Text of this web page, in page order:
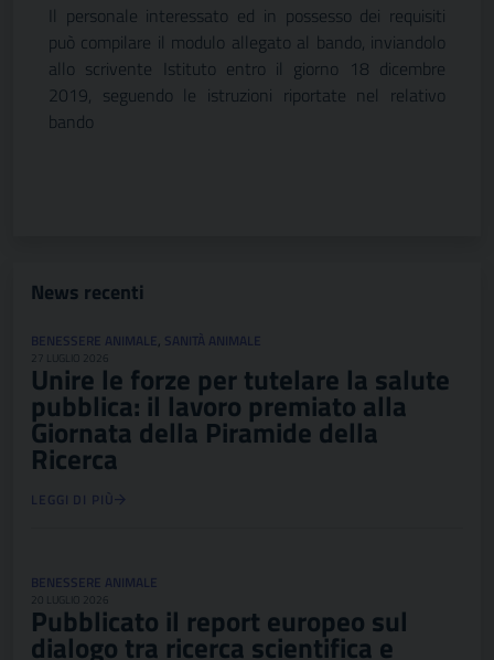
Il personale interessato ed in possesso dei requisiti
può compilare il modulo allegato al bando, inviandolo
allo scrivente Istituto entro il giorno 18 dicembre
2019, seguendo le istruzioni riportate nel relativo
bando
News recenti
BENESSERE ANIMALE, SANITÀ ANIMALE
27 LUGLIO 2026
Unire le forze per tutelare la salute
pubblica: il lavoro premiato alla
Giornata della Piramide della
Ricerca
LEGGI DI PIÙ
BENESSERE ANIMALE
20 LUGLIO 2026
Pubblicato il report europeo sul
dialogo tra ricerca scientifica e